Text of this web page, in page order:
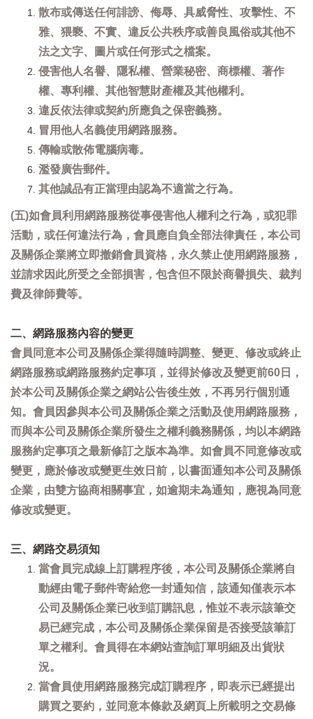
散布或傳送任何誹謗、侮辱、具威脅性、攻擊性、不
雅、猥褻、不實、違反公共秩序或善良風俗或其他不
法之文字、圖片或任何形式之檔案。
侵害他人名譽、隱私權、營業秘密、商標權、著作
權、專利權、其他智慧財產權及其他權利。
違反依法律或契約所應負之保密義務。
冒用他人名義使用網路服務。
傳輸或散佈電腦病毒。
濫發廣告郵件。
其他誠品有正當理由認為不適當之行為。
(五)如會員利用網路服務從事侵害他人權利之行為，或犯罪
活動，或任何違法行為，會員應自負全部法律責任，本公司
及關係企業將立即撤銷會員資格，永久禁止使用網路服務，
並請求因此所受之全部損害，包含但不限於商譽損失、裁判
費及律師費等。
二、網路服務內容的變更
會員同意本公司及關係企業得隨時調整、變更、修改或終止
網路服務或網路服務約定事項，並得於修改及變更前60日，
於本公司及關係企業之網站公告後生效，不再另行個別通
知。會員因參與本公司及關係企業之活動及使用網路服務，
而與本公司及關係企業所發生之權利義務關係，均以本網路
服務約定事項之最新修訂之版本為準。如會員不同意修改或
變更，應於修改或變更生效日前，以書面通知本公司及關係
企業，由雙方協商相關事宜，如逾期未為通知，應視為同意
修改或變更。
三、網路交易須知
當會員完成線上訂購程序後，本公司及關係企業將自
動經由電子郵件寄給您一封通知信，該通知僅表示本
公司及關係企業已收到訂購訊息，惟並不表示該筆交
易已經完成，本公司及關係企業保留是否接受該筆訂
單之權利。會員得在本網站查詢訂單明細及出貨狀
況。
當會員使用網路服務完成訂購程序，即表示已經提出
購買之要約，並同意本條款及網頁上所載明之交易條